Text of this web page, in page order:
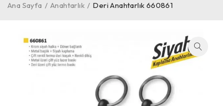
Ana Sayfa / Anahtarlık / Deri Anahtarlık 660861